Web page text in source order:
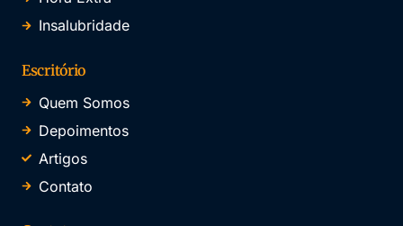
Insalubridade
Escritório
Quem Somos
Depoimentos
Artigos
Contato